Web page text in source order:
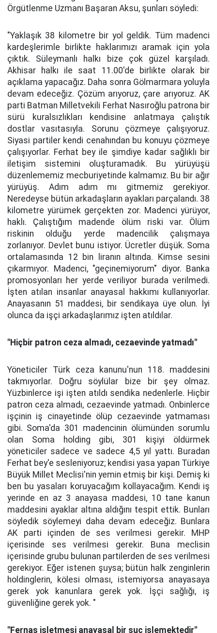
Örgütlenme Uzmanı Başaran Aksu, şunları söyledi:
"Yaklaşık 38 kilometre bir yol geldik. Tüm madenci
kardeşlerimle birlikte haklarımızı aramak için yola
çıktık. Süleymanlı halkı bize çok güzel karşıladı.
Akhisar halkı ile saat 11.00'de birlikte olarak bir
açıklama yapacağız. Daha sonra Gölmarmara yoluyla
devam edeceğiz. Çözüm arıyoruz, çare arıyoruz. AK
parti Batman Milletvekili Ferhat Nasıroğlu patrona bir
sürü kuralsızlıkları kendisine anlatmaya çalıştık
dostlar vasıtasıyla. Sorunu çözmeye çalışıyoruz.
Siyasi partiler kendi cenahından bu konuyu çözmeye
çalışıyorlar. Ferhat bey ile şimdiye kadar sağlıklı bir
iletişim sistemini oluşturamadık. Bu yürüyüşü
düzenlememiz mecburiyetinde kalmamız. Bu bir ağır
yürüyüş. Adım adım mı gitmemiz gerekiyor.
Neredeyse bütün arkadaşların ayakları parçalandı. 38
kilometre yürümek gerçekten zor. Madenci yürüyor,
haklı. Çalıştığım madende ölüm riski var. Ölüm
riskinin olduğu yerde madencilik çalışmaya
zorlanıyor. Devlet bunu istiyor. Ücretler düşük. Soma
ortalamasında 12 bin liranın altında. Kimse sesini
çıkarmıyor. Madenci, "geçinemiyorum" diyor. Banka
promosyonları her yerde veriliyor burada verilmedi.
İşten atılan insanlar anayasal hakkımı kullanıyorlar.
Anayasanın 51 maddesi, bir sendikaya üye olun. İyi
olunca da işçi arkadaşlarımız işten atıldılar.
"Hiçbir patron ceza almadı, cezaevinde yatmadı"
Yöneticiler Türk ceza kanunu'nun 118. maddesini
takmıyorlar. Doğru söylülar bize bir şey olmaz.
Yüzbinlerce işi işten atıldı sendika nedenlerle. Hiçbir
patron ceza almadı, cezaevinde yatmadı. Onbinlerce
işçinin iş cinayetinde ölüp cezaevinde yatmaması
gibi. Soma'da 301 madencinin ölümünden sorumlu
olan Soma holding gibi, 301 kişiyi öldürmek
yöneticiler sadece ve sadece 4,5 yıl yattı. Buradan
Ferhat bey'e sesleniyoruz; kendisi yasa yapan Türkiye
Büyük Millet Meclisi'nin yemin etmiş bir kişi. Demiş ki
ben bu yasaları koruyacağım kollayacağım. Kendi iş
yerinde en az 3 anayasa maddesi, 10 tane kanun
maddesini ayaklar altına aldığını tespit ettik. Bunları
söyledik söylemeyi daha devam edeceğiz. Bunlara
AK parti içinden de ses verilmesi gerekir. MHP
içerisinde ses verilmesi gerekir. Buna meclisin
içerisinde grubu bulunan partilerden de ses verilmesi
gerekiyor. Eğer istenen şuysa; bütün halk zenginlerin
holdinglerin, kölesi olması, istemiyorsa anayasaya
gerek yok kanunlara gerek yok. İşçi sağlığı, iş
güvenliğine gerek yok. "
"Fernas işletmesi anayasal bir suç işlemektedir"